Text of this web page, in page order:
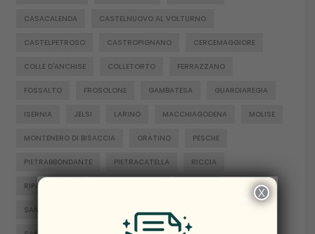
CASACALENDA CASTELNUOVO AL VOLTURNO
CASTELPETROSO CASTROPIGNANO CERCEMAGGIORE
COLLE D'ANCHISE COLLETORTO FERRAZZANO
FOSSALTO FROSOLONE GAMBATESA GUARDIAREGIA
ISERNIA JELSI LARINO MACCHIAGODENA MOLISE
MONTENERO DI BISACCIA ORATINO PESCHE
PIETRABBONDANTE PIETRACATELLA RICCIA
RIPALIMOSANI
SAN GIACOMO DEGLI SCHIAVONI SAN MASSIMO
× X